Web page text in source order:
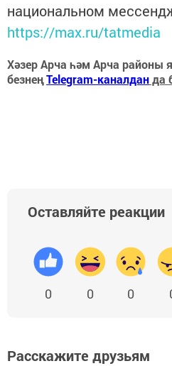
национальном
https://max.ru/tatmedia
Хәзер Арча һәм Арча районы
безнеңTelegram-каналданда
Оставляйте реакции
0 0 0
Расскажите друзьям